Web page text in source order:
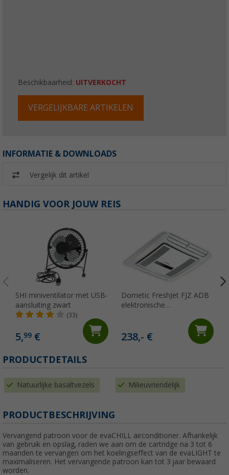
Beschikbaarheid: UITVERKOCHT
VERGELIJKBARE ARTIKELEN
INFORMATIE & DOWNLOADS
Vergelijk dit artikel
HANDIG VOOR JOUW REIS
SHI miniventilator met USB-
aansluiting zwart
(33)
5,99 €
Dometic FreshJet FJZ ADB
elektronische
238,- €
PRODUCTDETAILS
Natuurlijke basaltvezels Milieuvriendelijk
PRODUCTBESCHRIJVING
Vervangend patroon voor de evaCHILL airconditioner. Afhankelijk
van gebruik en opslag, raden we aan om de cartridge na 3 tot 6
maanden te vervangen om het koelingseffect van de evaLIGHT te
maximaliseren. Het vervangende patroon kan tot 3 jaar bewaard
worden.